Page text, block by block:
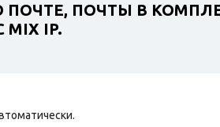
ПОЧТЫ В
IP.